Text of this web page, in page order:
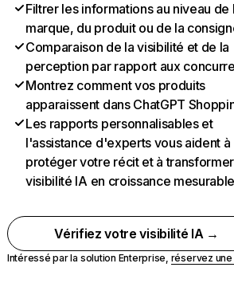
Filtrer les informations au niveau de
marque, du produit ou de la
Comparaison de la visibilité et de la
perception par rapport aux
Montrez comment vos produits
apparaissent dans ChatGPT
Les rapports personnalisables et
l'assistance d'experts vous aident à
protéger votre récit et à
visibilité IA en croissance
Vérifiez votre visibilité IA →
Intéressé par la solution Enterprise, réservez